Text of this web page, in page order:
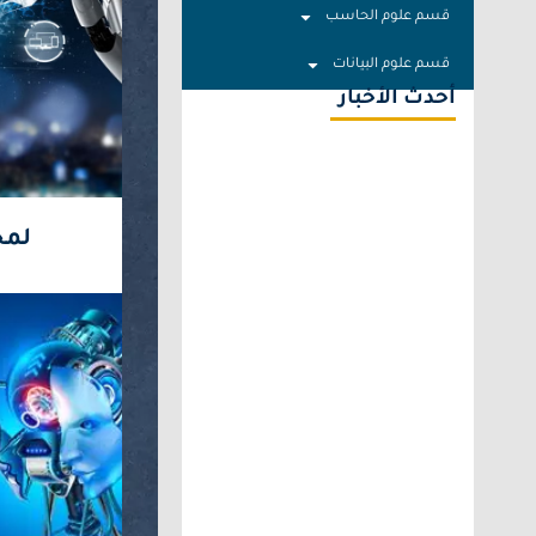
قسم علوم الحاسب
قسم علوم البيانات
أحدث الأخبار